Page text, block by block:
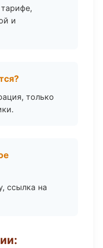
и
только
ссылка на